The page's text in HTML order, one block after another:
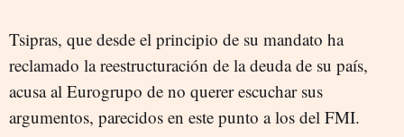
Tsipras, que desde el principio de su mandato ha
reclamado la reestructuración de la deuda de su país,
acusa al Eurogrupo de no querer escuchar sus
argumentos, parecidos en este punto a los del FMI.